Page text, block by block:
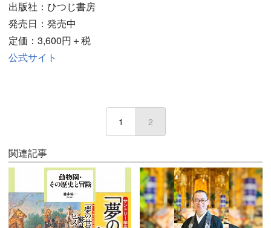
出版社：ひつじ書房
発売日：発売中
定価：3,600円＋税
公式サイト
1 2
関連記事